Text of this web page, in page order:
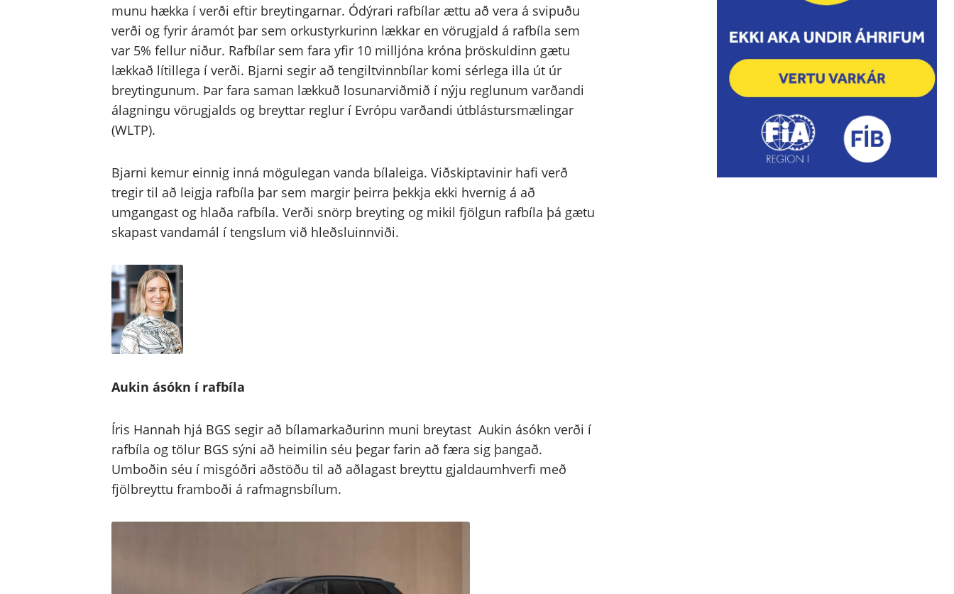
munu hækka í verði eftir breytingarnar. Ódýrari rafbílar ættu að vera á svipuðu
verði og fyrir áramót þar sem orkustyrkurinn lækkar en vörugjald á rafbíla sem
var 5% fellur niður. Rafbílar sem fara yfir 10 milljóna króna þröskuldinn gætu
lækkað lítillega í verði. Bjarni segir að tengiltvinnbílar komi sérlega illa út úr
breytingunum. Þar fara saman lækkuð losunarviðmið í nýju reglunum varðandi
álagningu vörugjalds og breyttar reglur í Evrópu varðandi útblástursmælingar
(WLTP).
Bjarni kemur einnig inná mögulegan vanda bílaleiga. Viðskiptavinir hafi verð
tregir til að leigja rafbíla þar sem margir þeirra þekkja ekki hvernig á að
umgangast og hlaða rafbíla. Verði snörp breyting og mikil fjölgun rafbíla þá gætu
skapast vandamál í tengslum við hleðsluinnviði.
Aukin ásókn í rafbíla
Íris Hannah hjá BGS segir að bílamarkaðurinn muni breytast Aukin ásókn verði í
rafbíla og tölur BGS sýni að heimilin séu þegar farin að færa sig þangað.
Umboðin séu í misgóðri aðstöðu til að aðlagast breyttu gjaldaumhverfi með
fjölbreyttu framboði á rafmagnsbílum.